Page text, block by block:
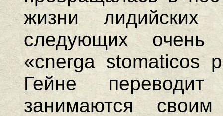
жизни
следующих очень
«cnerga stomaticos
Гейне
занимаются